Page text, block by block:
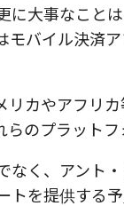
に大事なこと
モバイル決済
カやアフリ
のプラット
なく、アント
トを提供する